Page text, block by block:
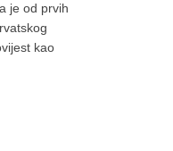
je od prvih
kao